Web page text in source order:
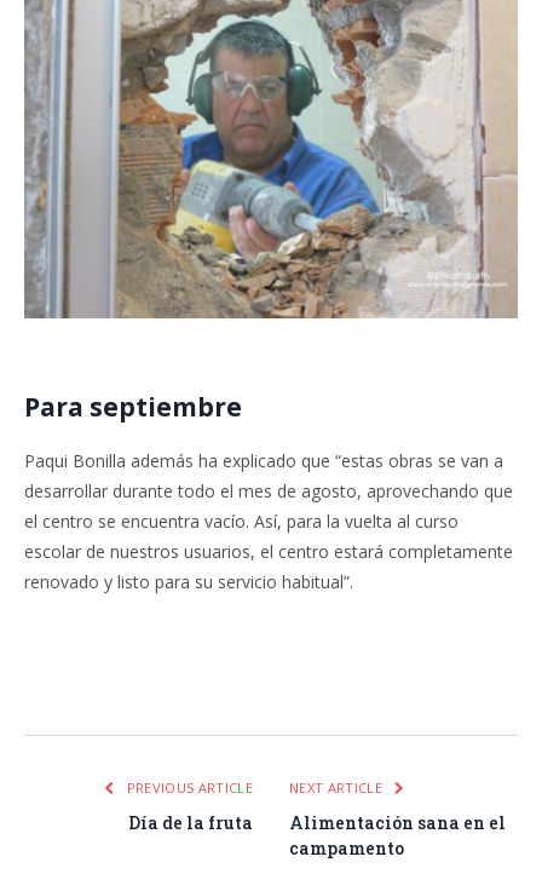
Para septiembre
Paqui Bonilla además ha explicado que “estas obras se van a
desarrollar durante todo el mes de agosto, aprovechando que
el centro se encuentra vacío. Así, para la vuelta al curso
escolar de nuestros usuarios, el centro estará completamente
renovado y listo para su servicio habitual”.
PREVIOUS ARTICLE
Día de la fruta
NEXT ARTICLE
Alimentación sana en el
campamento